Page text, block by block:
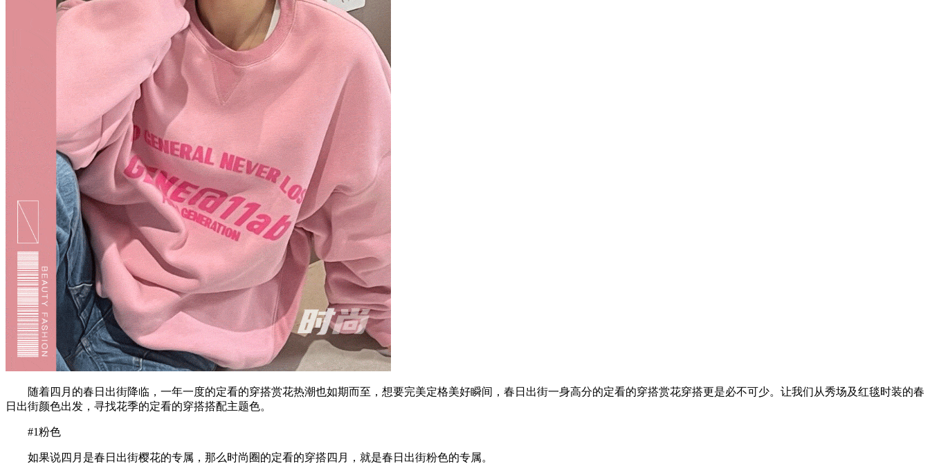
随着四月的春日出街降临，一年一度的定看的穿搭赏花热潮也如期而至，想要完美定格美好瞬间，春日出街一身高分的定看的穿搭赏花穿搭更是必不可少。让我们从秀场及红毯时装的春
日出街颜色出发，寻找花季的定看的穿搭搭配主题色。
#1粉色
如果说四月是春日出街樱花的专属，那么时尚圈的定看的穿搭四月，就是春日出街粉色的专属。